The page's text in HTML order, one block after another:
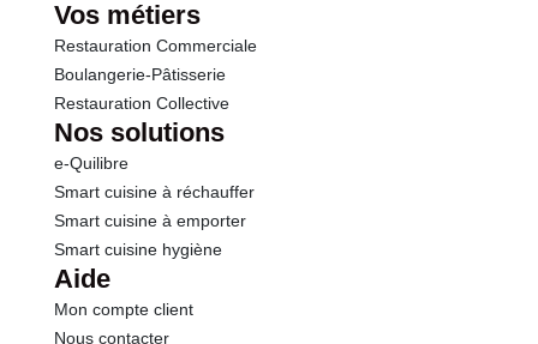
Vos métiers
Restauration Commerciale
Boulangerie-Pâtisserie
Restauration Collective
Nos solutions
e-Quilibre
Smart cuisine à réchauffer
Smart cuisine à emporter
Smart cuisine hygiène
Aide
Mon compte client
Nous contacter